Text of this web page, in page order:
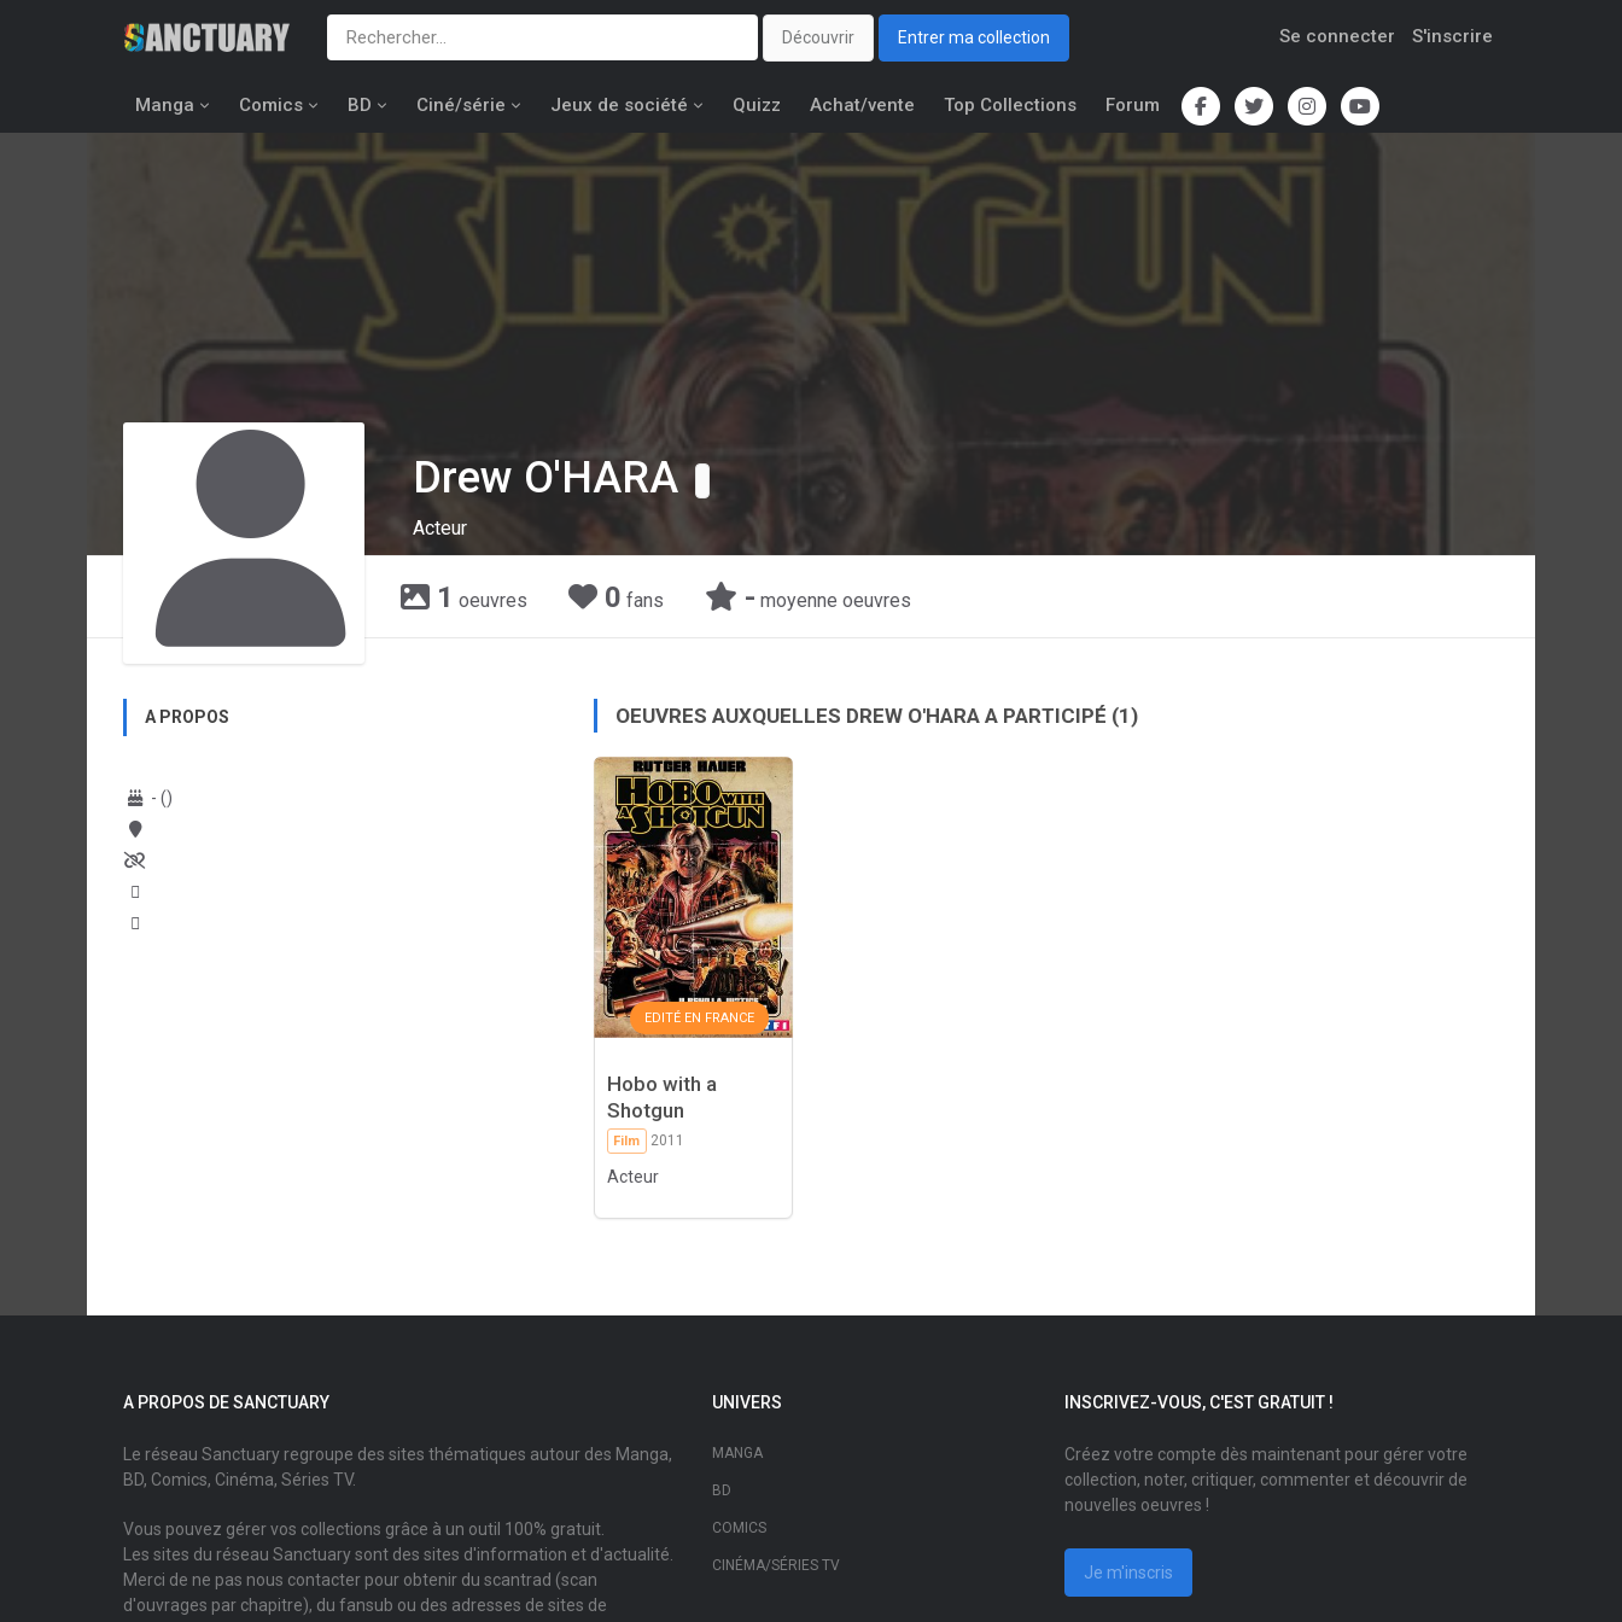
Découvrir Entrer ma collection Se connecter S'inscrire
Manga Comics BD Ciné/série Jeux de société Quizz Achat/vente Top Collections Forum
Drew O'HARA
Acteur
1 oeuvres 0 fans - moyenne oeuvres
A PROPOS
- ()
OEUVRES AUXQUELLES DREW O'HARA A PARTICIPÉ (1)
EDITÉ EN FRANCE
Hobo with a
Shotgun
Film 2011
Acteur
A PROPOS DE SANCTUARY
Le réseau Sanctuary regroupe des sites thématiques autour des Manga,
BD, Comics, Cinéma, Séries TV.
Vous pouvez gérer vos collections grâce à un outil 100% gratuit.
Les sites du réseau Sanctuary sont des sites d'information et d'actualité.
Merci de ne pas nous contacter pour obtenir du scantrad (scan
d'ouvrages par chapitre), du fansub ou des adresses de sites de
UNIVERS
MANGA
BD
COMICS
CINÉMA/SÉRIES TV
INSCRIVEZ-VOUS, C'EST GRATUIT !
Créez votre compte dès maintenant pour gérer votre
collection, noter, critiquer, commenter et découvrir de
nouvelles oeuvres !
Je m'inscris